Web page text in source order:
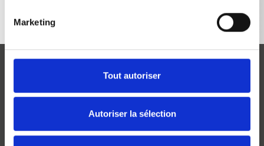
Marketing
Tout autoriser
Autoriser la sélection